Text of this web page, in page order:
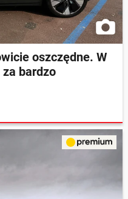
oszczędne. W
bardzo